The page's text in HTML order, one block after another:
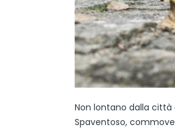
Non lontano dalla città
Spaventoso,